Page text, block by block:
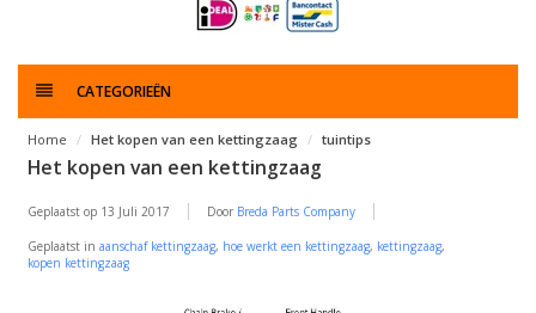
CATEGORIEËN
Home Het kopen van een kettingzaag tuintips
Het kopen van een kettingzaag
Geplaatst op 13 Juli 2017 Door Breda Parts Company
Geplaatst in aanschaf kettingzaag, hoe werkt een kettingzaag, kettingzaag,
kopen kettingzaag